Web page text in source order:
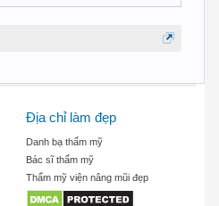
Địa chỉ làm đẹp
Danh bạ thẩm mỹ
Bác sĩ thẩm mỹ
Thẩm mỹ viện nâng mũi đẹp